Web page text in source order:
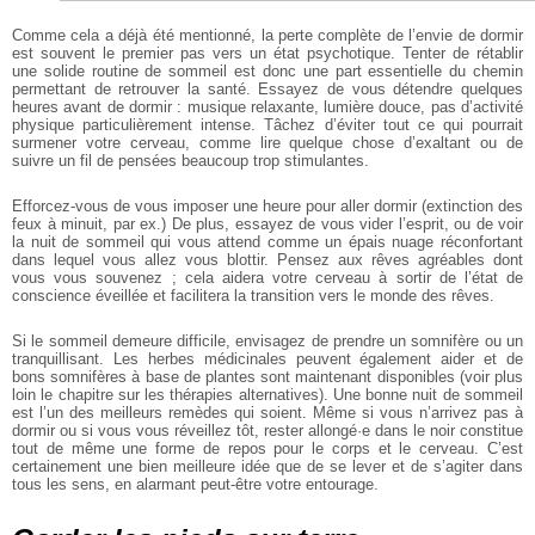
Comme cela a déjà été mentionné, la perte complète de l’envie de dormir
est souvent le premier pas vers un état psychotique. Tenter de rétablir
une solide routine de sommeil est donc une part essentielle du chemin
permettant de retrouver la santé. Essayez de vous détendre quelques
heures avant de dormir : musique relaxante, lumière douce, pas d’activité
physique particulièrement intense. Tâchez d’éviter tout ce qui pourrait
surmener votre cerveau, comme lire quelque chose d’exaltant ou de
suivre un fil de pensées beaucoup trop stimulantes.
Efforcez-vous de vous imposer une heure pour aller dormir (extinction des
feux à minuit, par ex.) De plus, essayez de vous vider l’esprit, ou de voir
la nuit de sommeil qui vous attend comme un épais nuage réconfortant
dans lequel vous allez vous blottir. Pensez aux rêves agréables dont
vous vous souvenez ; cela aidera votre cerveau à sortir de l’état de
conscience éveillée et facilitera la transition vers le monde des rêves.
Si le sommeil demeure difficile, envisagez de prendre un somnifère ou un
tranquillisant. Les herbes médicinales peuvent également aider et de
bons somnifères à base de plantes sont maintenant disponibles (voir plus
loin le chapitre sur les thérapies alternatives). Une bonne nuit de sommeil
est l’un des meilleurs remèdes qui soient. Même si vous n’arrivez pas à
dormir ou si vous vous réveillez tôt, rester allongé·e dans le noir constitue
tout de même une forme de repos pour le corps et le cerveau. C’est
certainement une bien meilleure idée que de se lever et de s’agiter dans
tous les sens, en alarmant peut-être votre entourage.